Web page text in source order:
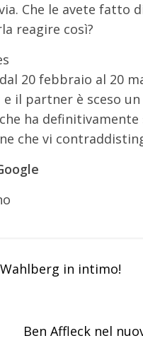
Che le avete fatto
reagire così?
20 febbraio al 20
e il partner è sceso
ha
che vi
in intimo!
Ben Affleck nel